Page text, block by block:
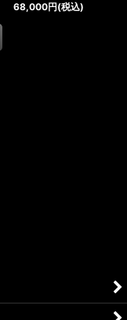
68,000円(税込)